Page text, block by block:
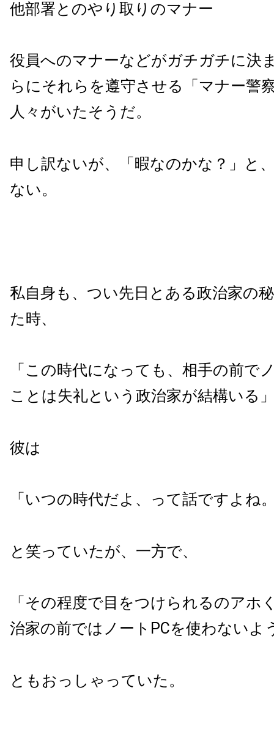
他部署とのやり取りのマナー
役員へのマナーなどがガチガチに決
らにそれらを遵守させる「マナー警
人々がいたそうだ。
申し訳ないが、「暇なのかな？」と
ない。
私自身も、つい先日とある政治家の
た時、
「この時代になっても、相手の前で
ことは失礼という政治家が結構いる
彼は
「いつの時代だよ、って話ですよね
と笑っていたが、一方で、
「その程度で目をつけられるのアホ
治家の前ではノートPCを使わないよ
ともおっしゃっていた。